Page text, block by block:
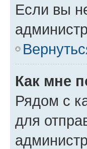
Если вы
Как мне
Рядом с
для